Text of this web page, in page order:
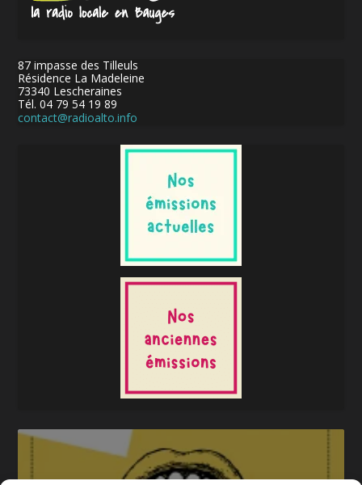
87 impasse des Tilleuls
Résidence La Madeleine
73340 Lescheraines
Tél. 04 79 54 19 89
contact@radioalto.info